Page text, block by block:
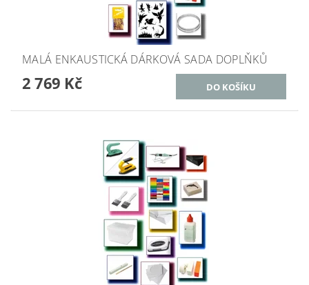
MALÁ ENKAUSTICKÁ DÁRKOVÁ SADA DOPLŇKŮ
2 769 Kč